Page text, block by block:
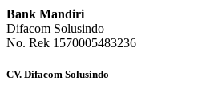
Bank Mandiri
Difacom Solusindo
No. Rek 1570005483236
CV. Difacom Solusindo